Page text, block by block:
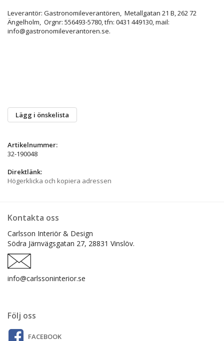
Leverantör: Gastronomileverantören, Metallgatan 21 B, 262 72
Ängelholm, Orgnr: 556493-5780, tfn: 0431 449130, mail:
info@gastronomileverantoren.se.
Lägg i önskelista
Artikelnummer:
32-190048
Direktlänk:
Högerklicka och kopiera adressen
Kontakta oss
Carlsson Interiör & Design
Södra Järnvägsgatan 27, 28831 Vinslöv.
info@carlssoninterior.se
Följ oss
FACEBOOK